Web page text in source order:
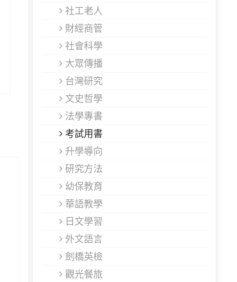
社工老人
財經商管
社會科學
大眾傳播
台灣研究
文史哲學
法學專書
考試用書
升學導向
研究方法
幼保教育
華語教學
日文學習
外文語言
劍橋英檢
觀光餐旅